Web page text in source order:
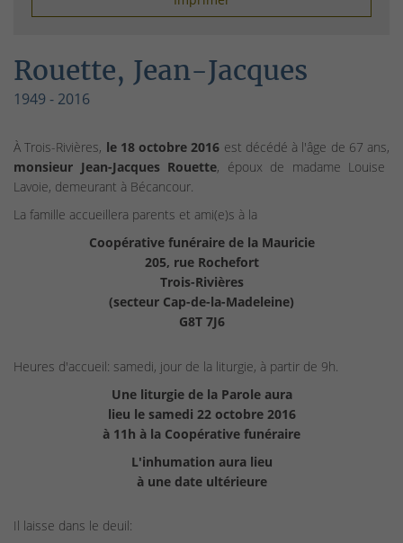
Rouette, Jean-Jacques
1949 - 2016
À Trois-Rivières, le 18 octobre 2016 est décédé à l'âge de 67 ans,
monsieur Jean-Jacques Rouette, époux de madame Louise
Lavoie, demeurant à Bécancour.
La famille accueillera parents et ami(e)s à la
Coopérative funéraire de la Mauricie
205, rue Rochefort
Trois-Rivières
(secteur Cap-de-la-Madeleine)
G8T 7J6
Heures d'accueil: samedi, jour de la liturgie, à partir de 9h.
Une liturgie de la Parole aura
lieu le samedi 22 octobre 2016
à 11h à la Coopérative funéraire
L'inhumation aura lieu
à une date ultérieure
Il laisse dans le deuil: